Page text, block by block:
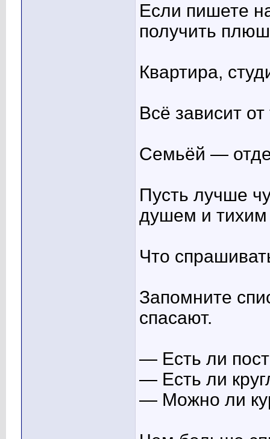
Если пишете
получить
Квартира,
Всё зависит
Семьёй —
Пусть лучше
душем и
Что
Запомните
спасают.
— Есть ли
— Есть ли
— Можно ли